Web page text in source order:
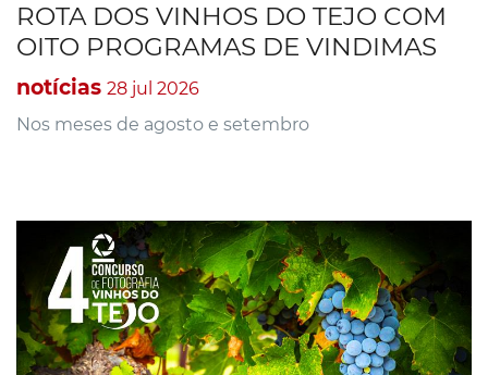
ROTA DOS VINHOS DO TEJO COM
OITO PROGRAMAS DE VINDIMAS
notícias 28 jul 2026
Nos meses de agosto e setembro